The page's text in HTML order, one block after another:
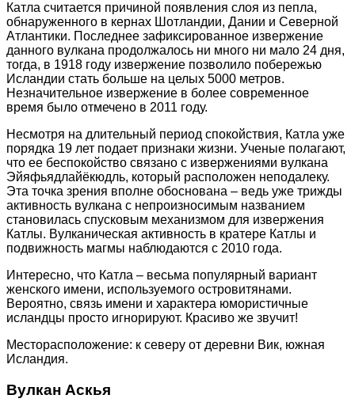
Катла считается причиной появления слоя из пепла,
обнаруженного в кернах Шотландии, Дании и Северной
Атлантики. Последнее зафиксированное извержение
данного вулкана продолжалось ни много ни мало 24 дня,
тогда, в 1918 году извержение позволило побережью
Исландии стать больше на целых 5000 метров.
Незначительное извержение в более современное
время было отмечено в 2011 году.
Несмотря на длительный период спокойствия, Катла уже
порядка 19 лет подает признаки жизни. Ученые полагают,
что ее беспокойство связано с извержениями вулкана
Эйяфьядлайёкюдль, который расположен неподалеку.
Эта точка зрения вполне обоснована – ведь уже трижды
активность вулкана с непроизносимым названием
становилась спусковым механизмом для извержения
Катлы. Вулканическая активность в кратере Катлы и
подвижность магмы наблюдаются с 2010 года.
Интересно, что Катла – весьма популярный вариант
женского имени, используемого островитянами.
Вероятно, связь имени и характера юмористичные
исландцы просто игнорируют. Красиво же звучит!
Месторасположение: к северу от деревни Вик, южная
Исландия.
Вулкан Аскья